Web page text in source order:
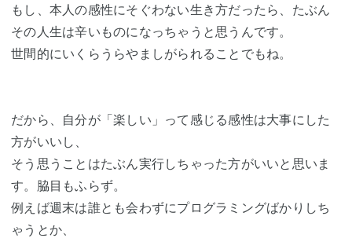
もし、本人の感性にそぐわない生き方だったら、たぶん
その人生は辛いものになっちゃうと思うんです。
世間的にいくらうらやましがられることでもね。
だから、自分が「楽しい」って感じる感性は大事にした
方がいいし、
そう思うことはたぶん実行しちゃった方がいいと思いま
す。脇目もふらず。
例えば週末は誰とも会わずにプログラミングばかりしち
ゃうとか、